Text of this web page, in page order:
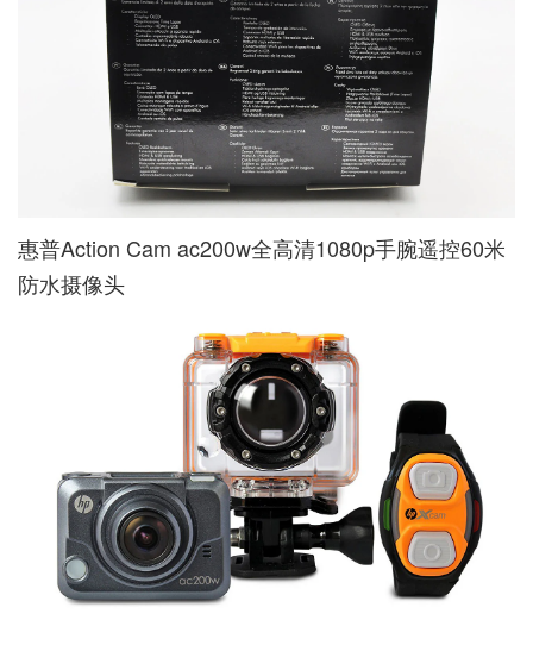
惠普Action Cam ac200w全高清1080p手腕遥控60米
防水摄像头